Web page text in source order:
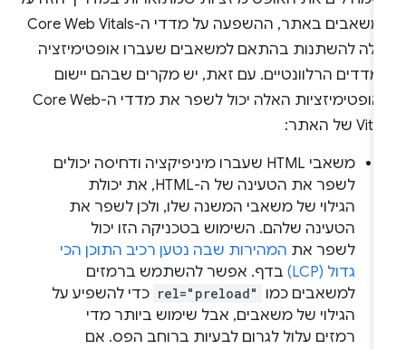
המשאבים באתר, ההשפעה על מדדי ה-Core Web Vitals
להשתנות בהתאם למשאבים שעברו אופטימיזציה
הרלוונטיים. עם זאת, יש מקרים שבהם יישום
האופטימיזציות האלה יכול לשפר את מדדי ה-Core Web
משאבי HTML שעברו מיניפיקציה ודחיסה יכולים
לשפר את הטעינה של ה-HTML, את יכולת
הגילוי של משאבי המשנה שלו, ולכן לשפר את
הטעינה שלהם. השימוש בטכניקה הזו יכול
לשפר אתהמהירות שבה נטען רכיב התוכן הכי
גדול (LCP)
בדף. אפשר להשתמש ברמזים
למשאבים כמו rel="preload" כדי להשפיע על
הגילוי של משאבים, אבל שימוש ביותר מדי
רמזים עלול לגרום לבעיות ברוחב הפס. אם